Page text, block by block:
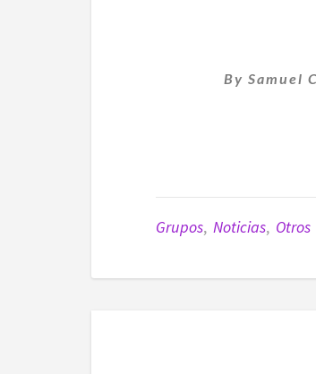
By Samuel
Grupos, Noticias, Otros